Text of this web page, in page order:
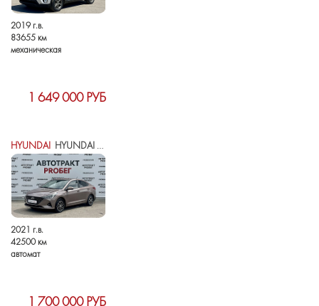
2019 г.в.
83655 км
механическая
1 649 000 РУБ
HYUNDAI HYUNDAI SOLARIS II РЕСТАЙЛИНГ
2021 г.в.
42500 км
автомат
1 700 000 РУБ